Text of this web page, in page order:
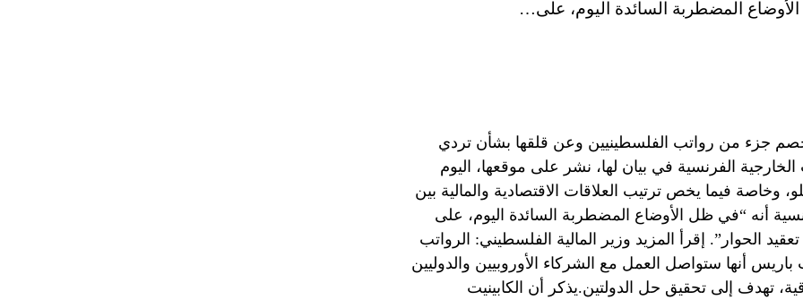
المضطربة السائدة اليوم، على…
جزء من رواتب الفلسطينيين وعن قلقها بشأن تردي
الفرنسية في بيان لها، نشر على موقعها، اليوم
وخاصة فيما يخص ترتيب العلاقات الاقتصادية والمالية بين
أنه “في ظل الأوضاع المضطربة السائدة اليوم، على
الحوار”. إقرأ المزيد وزير المالية الفلسطيني: الرواتب
أنها ستواصل العمل مع الشركاء الأوروبيين والدوليين
تهدف إلى تحقيق حل الدولتين.يذكر أن الكابينيت